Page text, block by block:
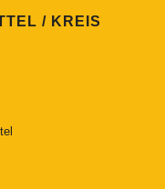
/ KREIS